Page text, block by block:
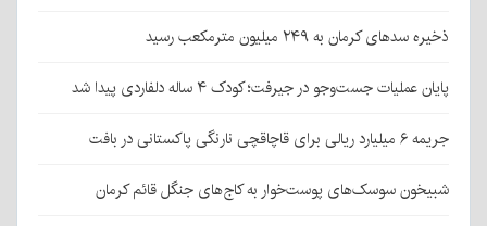
ذخیره سدهای کرمان به ۲۴۹ میلیون مترمکعب رسید
پایان عملیات جست‌وجو در جیرفت؛ کودک ۴ ساله دلفاردی پیدا شد
جریمه ۶ میلیارد ریالی برای قاچاقچی نارنگی پاکستانی در بافت
شبیخون سوسک‌های پوست‌خوار به کاج‌های جنگل قائم کرمان